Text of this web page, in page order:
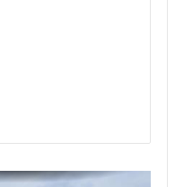
au CHUL,
ou une
GOC et de la